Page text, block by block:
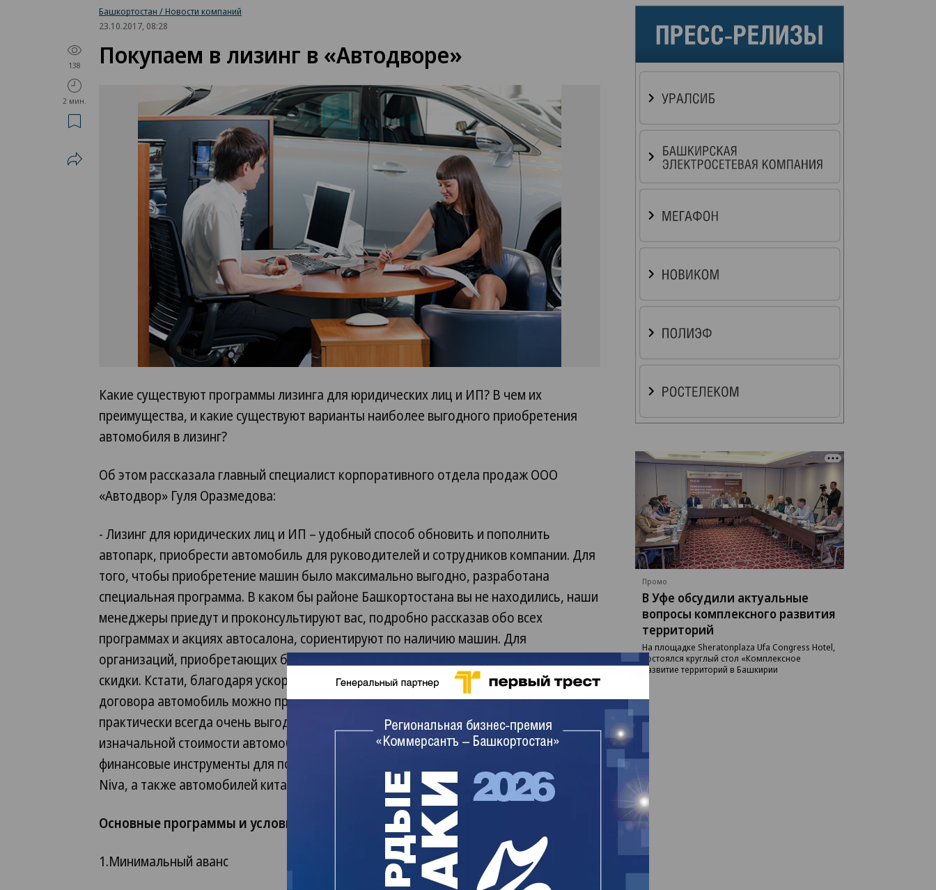
Башкортостан / Новости компаний
23.10.2017, 08:28
138
2 мин.
Покупаем в лизинг в «Автодворе»
Какие существуют программы лизинга для юридических лиц и ИП? В чем их
преимущества, и какие существуют варианты наиболее выгодного приобретения
автомобиля в лизинг?
Об этом рассказала главный специалист корпоративного отдела продаж ООО
«Автодвор» Гуля Оразмедова:
- Лизинг для юридических лиц и ИП – удобный способ обновить и пополнить
автопарк, приобрести автомобиль для руководителей и сотрудников компании. Для
того, чтобы приобретение машин было максимально выгодно, разработана
специальная программа. В каком бы районе Башкортостана вы не находились, наши
менеджеры приедут и проконсультируют вас, подробно рассказав обо всех
программах и акциях автосалона, сориентируют по наличию машин. Для
организаций, приобретающих более 3-х автомобилей, у нас действуют объемные
скидки. Кстати, благодаря ускоренной амортизации после окончания действия
договора автомобиль можно приобрести по остаточной стоимости, которая
практически всегда очень выгодна для юридического лица и не превышает 20% от
изначальной стоимости автомобиля. В «Автодворе» мы предоставим вам удобные
финансовые инструменты для покупки автомобилей всей линейки LADA, Сhevrolet
Niva, а также автомобилей китайских производителей LIFAN, CHERY и GEELY.
Основные программы и условия лизинга легковых автомобилей:
1.Минимальный аванс
Промо
В Уфе обсудили актуальные
вопросы комплексного развития
территорий
На площадке Sheratonplaza Ufa Congress Hotel,
состоялся круглый стол «Комплексное
развитие территорий в Башкирии